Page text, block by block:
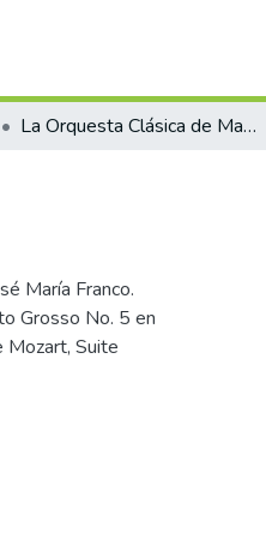
La Orquesta Clásica de Madrid
María Franco.
Grosso No. 5 en
Mozart, Suite